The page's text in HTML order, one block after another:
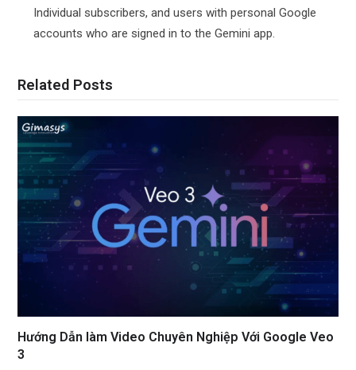
Individual subscribers, and users with personal Google
accounts who are signed in to the Gemini app.
Related Posts
Hướng Dẫn làm Video Chuyên Nghiệp Với Google Veo
3